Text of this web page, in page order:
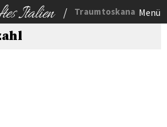
/ Traumtoskana Menü